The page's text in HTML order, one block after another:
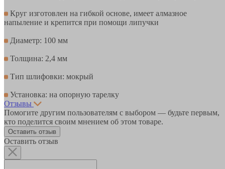
Круг изготовлен на гибкой основе, имеет алмазное
напыление и крепится при помощи липучки
Диаметр: 100 мм
Толщина: 2,4 мм
Тип шлифовки: мокрый
Установка: на опорную тарелку
Отзывы
Помогите другим пользователям с выбором — будьте первым,
кто поделится своим мнением об этом товаре.
Оставить отзыв
Оставить отзыв